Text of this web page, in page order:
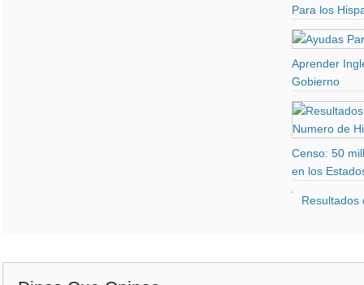
Para los
Aprender
Gobierno
Censo: 50
en los
Resultados